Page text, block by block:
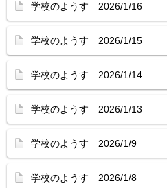
学校のようす 2026/1/16
学校のようす 2026/1/15
学校のようす 2026/1/14
学校のようす 2026/1/13
学校のようす 2026/1/9
学校のようす 2026/1/8